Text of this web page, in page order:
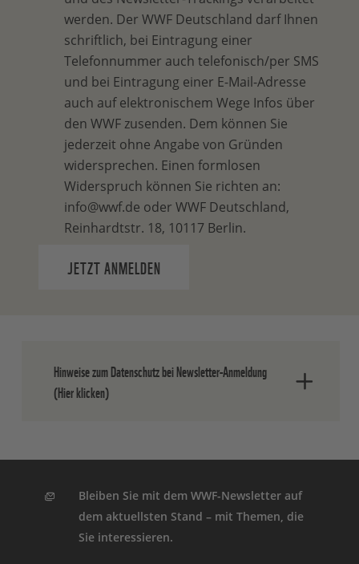
werden. Der WWF Deutschland darf Ihnen
schriftlich, bei Eintragung einer
Telefonnummer auch telefonisch/per SMS
und bei Eintragung einer E-Mail-Adresse
auch auf elektronischem Wege Infos über
den WWF zusenden. Dem können Sie
jederzeit ohne Angabe von Gründen
widersprechen. Einen formlosen
Widerspruch können Sie richten an:
info@wwf.de oder WWF Deutschland,
Reinhardtstr. 18, 10117 Berlin.
JETZT ANMELDEN
Hinweise zum Datenschutz bei Newsletter-Anmeldung
(Hier klicken)
wir Ihnen eine E-Mail, in der Sie die
Anmeldung bestätigen müssen.
Ihre Einwilligung können Sie jederzeit
ohne Angabe von Gründen widerrufen.
Bleiben Sie mit dem WWF-Newsletter auf
dem aktuellsten Stand – mit Themen, die
Sie interessieren.